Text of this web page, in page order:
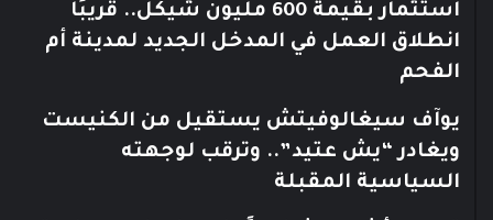
استثمار بقيمة 600 مليون شيكل.. قريبًا
انطلاق العمل في المدخل الجديد لمدينة أم
الفحم
يوآف سيغالوفيتش يستقيل من الكنيست
ويغادر “يش عتيد”.. وترقب لوجهته
السياسية المقبلة